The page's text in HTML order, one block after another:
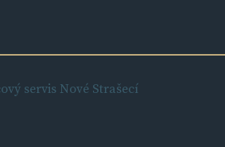
servis Nové Strašecí